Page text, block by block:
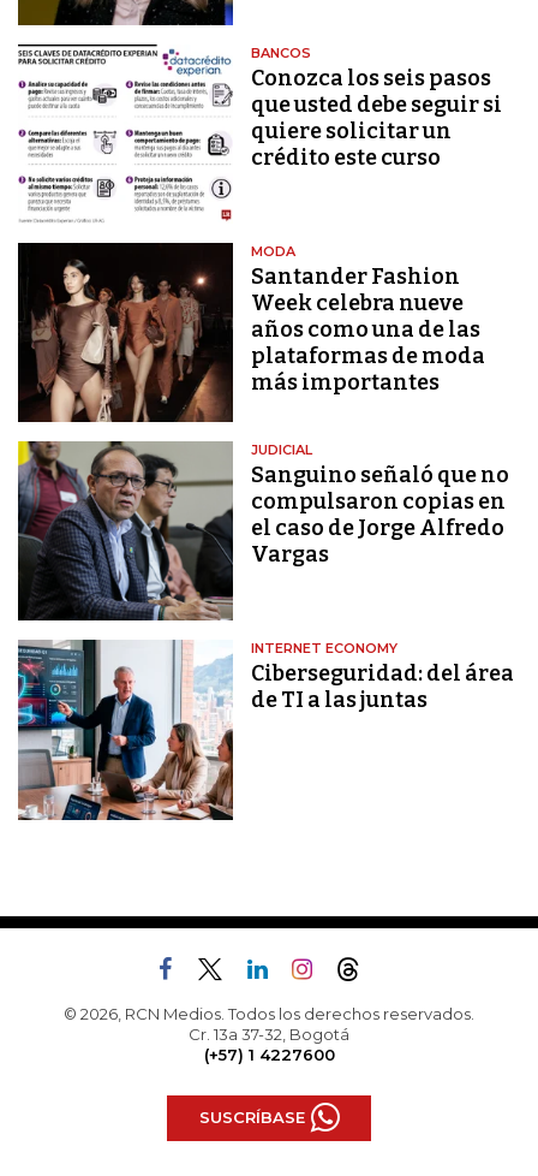
BANCOS
Conozca los seis pasos
que usted debe seguir si
quiere solicitar un
crédito este curso
MODA
Santander Fashion
Week celebra nueve
años como una de las
plataformas de moda
más importantes
JUDICIAL
Sanguino señaló que no
compulsaron copias en
el caso de Jorge Alfredo
Vargas
INTERNET ECONOMY
Ciberseguridad: del área
de TI a las juntas
© 2026, RCN Medios. Todos los derechos reservados.
Cr. 13a 37-32, Bogotá
(+57) 1 4227600
SUSCRÍBASE